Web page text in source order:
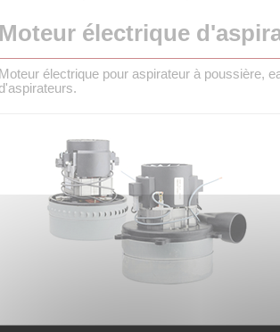
Moteur électrique
Moteur électrique pour aspirateur à poussière,